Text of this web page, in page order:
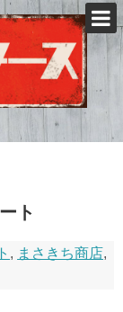
ト
, まさきち商店,